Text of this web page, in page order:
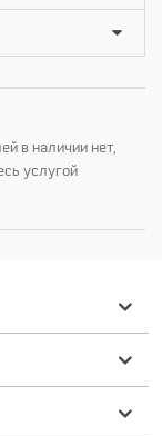
в наличии нет,
услугой